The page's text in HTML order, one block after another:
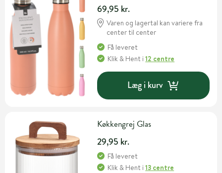
69,95 kr.
Varen og lagertal kan variere fra
center til center
Få leveret
Klik & Hent i12 centre
Læg i kurv
Køkkengrej Glas
29,95 kr.
Få leveret
Klik & Hent i13 centre